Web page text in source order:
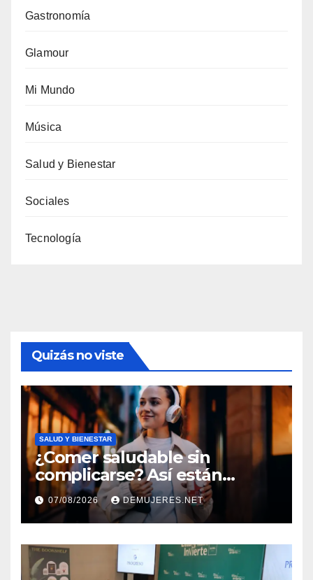
Gastronomía
Glamour
Mi Mundo
Música
Salud y Bienestar
Sociales
Tecnología
Quizás no viste
SALUD Y BIENESTAR
¿Comer saludable sin
complicarse? Así están
cambiando sus hábitos las
nuevas generaciones
07/08/2026 DEMUJERES.NET